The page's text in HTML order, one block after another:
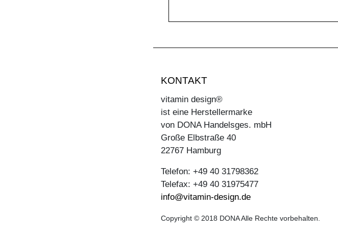
KONTAKT
vitamin design®
ist eine Herstellermarke
von DONA Handelsges. mbH
Große Elbstraße 40
22767 Hamburg
Telefon: +49 40 31798362
Telefax: +49 40 31975477
info@vitamin-design.de
Copyright © 2018 DONA Alle Rechte vorbehalten.